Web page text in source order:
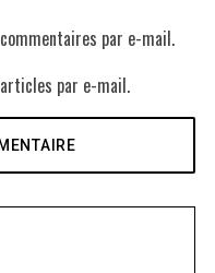
par e-mail.
par e-mail.